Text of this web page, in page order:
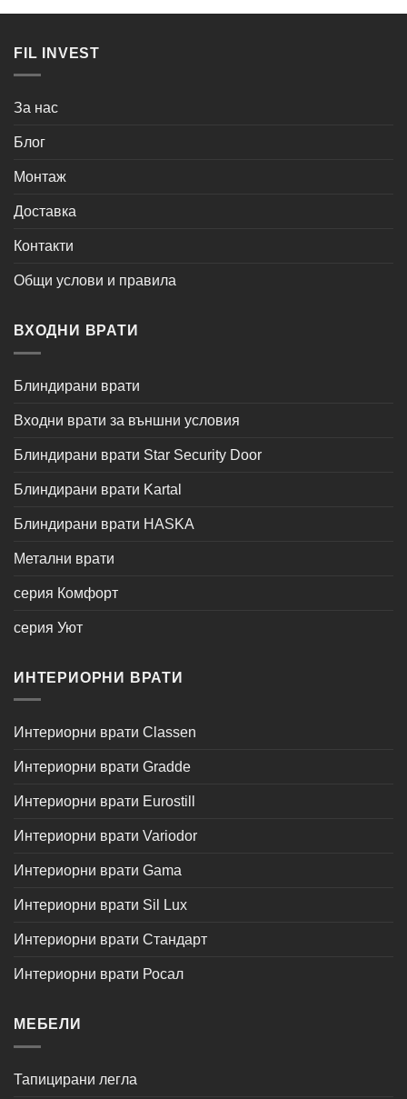
FIL INVEST
За нас
Блог
Монтаж
Доставка
Контакти
Общи услови и правила
ВХОДНИ ВРАТИ
Блиндирани врати
Входни врати за външни условия
Блиндирани врати Star Security Door
Блиндирани врати Kartal
Блиндирани врати HASKA
Метални врати
серия Комфорт
серия Уют
ИНТЕРИОРНИ ВРАТИ
Интериорни врати Classen
Интериорни врати Gradde
Интериорни врати Eurostill
Интериорни врати Variodor
Интериорни врати Gama
Интериорни врати Sil Lux
Интериорни врати Стандарт
Интериорни врати Росал
МЕБЕЛИ
Тапицирани легла